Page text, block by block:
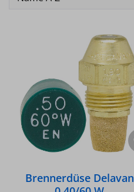
Brennerdüse Delavan